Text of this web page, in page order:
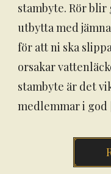
stambyte. Rör blir
utbytta med
för att ni ska
orsakar
stambyte är det
medlemmar i god